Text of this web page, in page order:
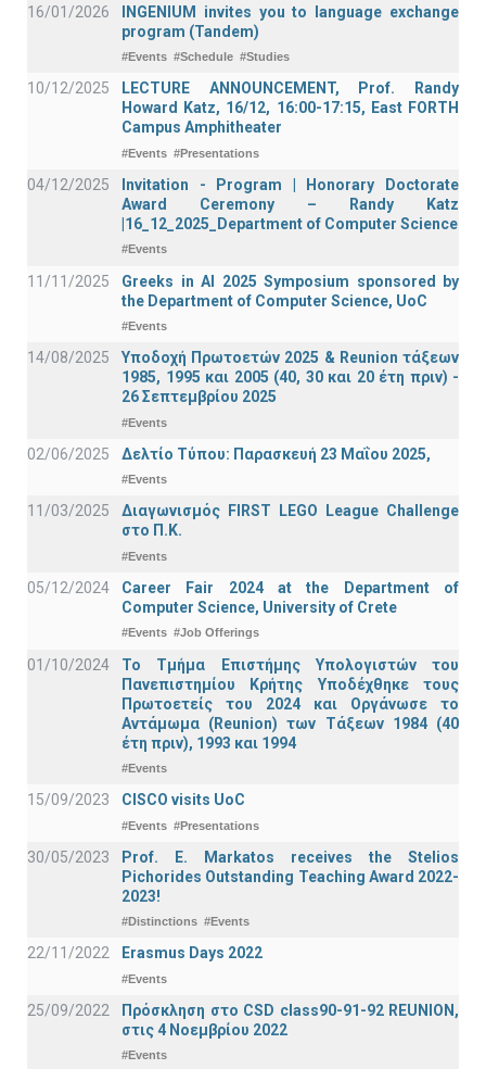
16/01/2026
INGENIUM invites you to language exchange
program (Tandem)
#Events #Schedule #Studies
10/12/2025
LECTURE ANNOUNCEMENT, Prof. Randy
Howard Katz, 16/12, 16:00-17:15, East FORTH
Campus Amphitheater
#Events #Presentations
04/12/2025
Invitation - Program | Honorary Doctorate
Award Ceremony – Randy Katz
|16_12_2025_Department of Computer Science
#Events
11/11/2025
Greeks in AI 2025 Symposium sponsored by
the Department of Computer Science, UoC
#Events
14/08/2025
Υποδοχή Πρωτοετών 2025 & Reunion τάξεων
1985, 1995 και 2005 (40, 30 και 20 έτη πριν) -
26 Σεπτεμβρίου 2025
#Events
02/06/2025 Δελτίο Τύπου: Παρασκευή 23 Μαΐου 2025,
#Events
11/03/2025
Διαγωνισμός FIRST LEGO League Challenge
στο Π.Κ.
#Events
05/12/2024
Career Fair 2024 at the Department of
Computer Science, University of Crete
#Events #Job Offerings
01/10/2024
Το Τμήμα Επιστήμης Υπολογιστών του
Πανεπιστημίου Κρήτης Υποδέχθηκε τους
Πρωτοετείς του 2024 και Οργάνωσε το
Αντάμωμα (Reunion) των Τάξεων 1984 (40
έτη πριν), 1993 και 1994
#Events
15/09/2023 CISCO visits UoC
#Events #Presentations
30/05/2023
Prof. E. Markatos receives the Stelios
Pichorides Outstanding Teaching Award 2022-
2023!
#Distinctions #Events
22/11/2022 Erasmus Days 2022
#Events
25/09/2022
Πρόσκληση στο CSD class90-91-92 REUNION,
στις 4 Νοεμβρίου 2022
#Events